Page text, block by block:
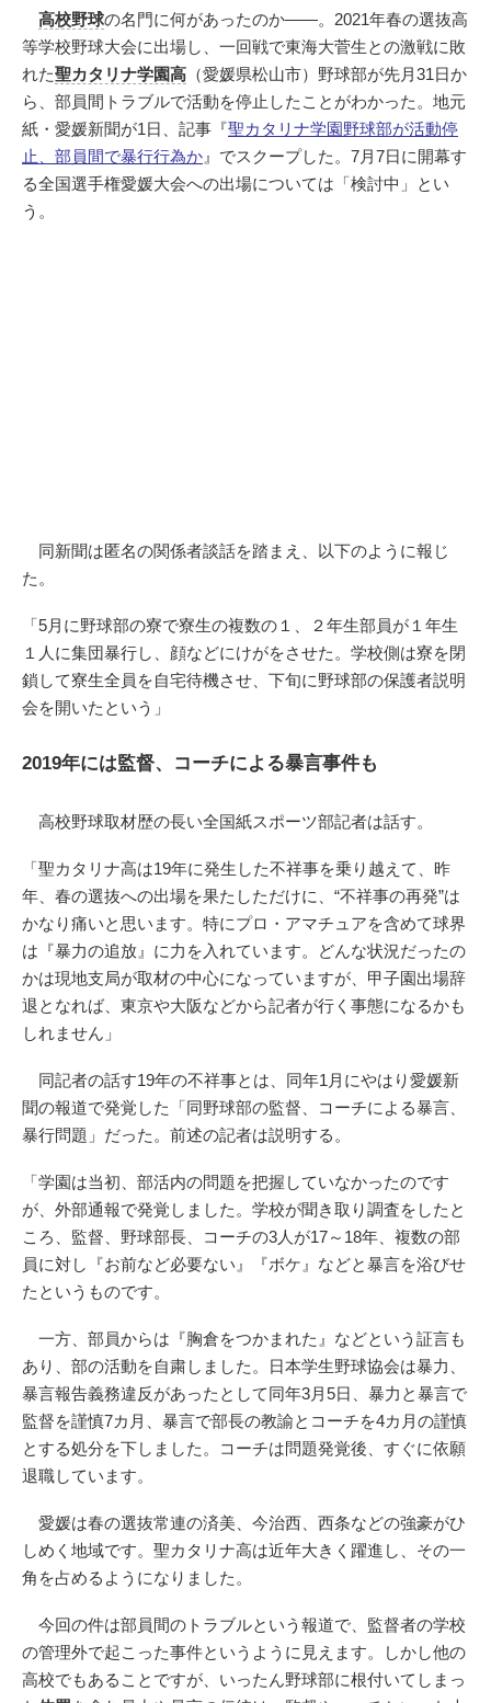
高校野球の名門に何があったのか――。2021年春の選抜高
等学校野球大会に出場し、一回戦で東海大菅生との激戦に敗
れた聖カタリナ学園高 （愛媛県松山市）野球部が先月31日か
ら、部員間トラブルで活動を停止したことがわかった。地元
紙・愛媛新聞が1日、記事『聖カタリナ学園野球部が活動停
止、部員間で暴行行為か 』でスクープした。7月7日に開幕す
る全国選手権愛媛大会への出場については「検討中」とい
う。
同新聞は匿名の関係者談話を踏まえ、以下のように報じ
た。
「5月に野球部の寮で寮生の複数の１、２年生部員が１年生
１人に集団暴行し、顔などにけがをさせた。学校側は寮を閉
鎖して寮生全員を自宅待機させ、下旬に野球部の保護者説明
会を開いたという」
2019年には監督、コーチによる暴言事件も
高校野球取材歴の長い全国紙スポーツ部記者は話す。
「聖カタリナ高は19年に発生した不祥事を乗り越えて、昨
年、春の選抜への出場を果たしただけに、“不祥事の再発”は
かなり痛いと思います。特にプロ・アマチュアを含めて球界
は『暴力の追放』に力を入れています。どんな状況だったの
かは現地支局が取材の中心になっていますが、甲子園出場辞
退となれば、東京や大阪などから記者が行く事態になるかも
しれません」
同記者の話す19年の不祥事とは、同年1月にやはり愛媛新
聞の報道で発覚した「同野球部の監督、コーチによる暴言、
暴行問題」だった。前述の記者は説明する。
「学園は当初、部活内の問題を把握していなかったのです
が、外部通報で発覚しました。学校が聞き取り調査をしたと
ころ、監督、野球部長、コーチの3人が17～18年、複数の部
員に対し『お前など必要ない』『ボケ』などと暴言を浴びせ
たというものです。
一方、部員からは『胸倉をつかまれた』などという証言も
あり、部の活動を自粛しました。日本学生野球協会は暴力、
暴言報告義務違反があったとして同年3月5日、暴力と暴言で
監督を謹慎7カ月、暴言で部長の教諭とコーチを4カ月の謹慎
とする処分を下しました。コーチは問題発覚後、すぐに依願
退職しています。
愛媛は春の選抜常連の済美、今治西、西条などの強豪がひ
しめく地域です。聖カタリナ高は近年大きく躍進し、その一
角を占めるようになりました。
今回の件は部員間のトラブルという報道で、監督者の学校
の管理外で起こった事件というように見えます。しかし他の
高校でもあることですが、いったん野球部に根付いてしまっ